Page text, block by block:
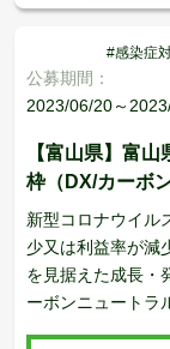
#感染症
公募期間：
2023/06/20～
【富山県】富
枠（DX/カーボ
新型コロナウイル
少又は利益率が減
を見据えた成長・
ーボンニュートラ